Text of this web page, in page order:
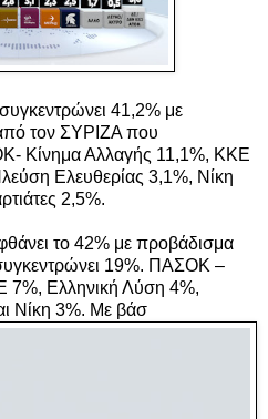
41,2% με
τον ΣΥΡΙΖΑ που
Κίνημα Αλλαγής 11,1%, ΚΚΕ
Ελευθερίας 3,1%, Νίκη
2,5%.
το 42% με προβάδισμα
19%. ΠΑΣΟΚ –
7%, Ελληνική Λύση 4%,
Νίκη 3%. Με βάσ